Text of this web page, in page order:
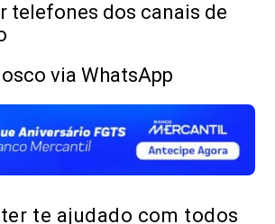
telefones dos canais de
via WhatsApp​
te ajudado com todos